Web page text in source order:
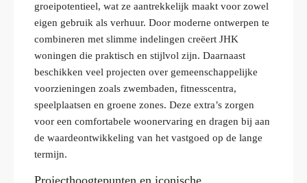
groeipotentieel, wat ze aantrekkelijk maakt voor zowel
eigen gebruik als verhuur. Door moderne ontwerpen te
combineren met slimme indelingen creëert JHK
woningen die praktisch en stijlvol zijn. Daarnaast
beschikken veel projecten over gemeenschappelijke
voorzieningen zoals zwembaden, fitnesscentra,
speelplaatsen en groene zones. Deze extra’s zorgen
voor een comfortabele woonervaring en dragen bij aan
de waardeontwikkeling van het vastgoed op de lange
termijn.